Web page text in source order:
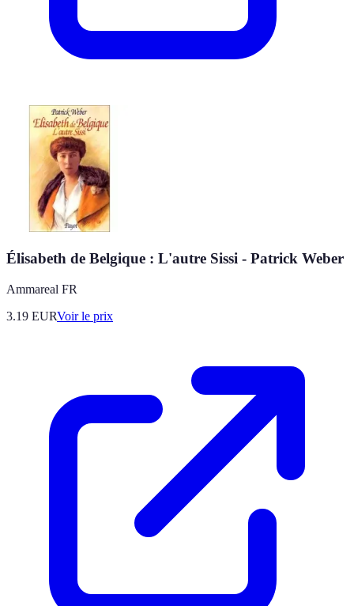
Élisabeth de Belgique : L'autre Sissi - Patrick Weber
Ammareal FR
3.19 EURVoir le prix